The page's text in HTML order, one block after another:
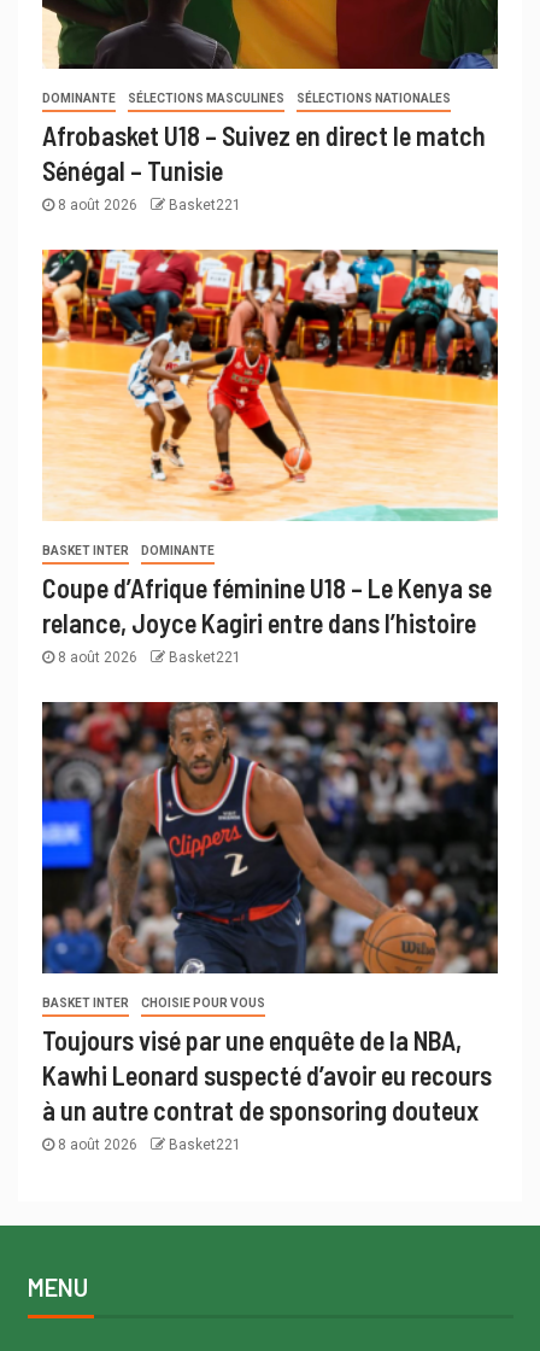
DOMINANTE SÉLECTIONS MASCULINES SÉLECTIONS NATIONALES
Afrobasket U18 – Suivez en direct le match
Sénégal – Tunisie
8 août 2026 Basket221
BASKET INTER DOMINANTE
Coupe d’Afrique féminine U18 – Le Kenya se
relance, Joyce Kagiri entre dans l’histoire
8 août 2026 Basket221
BASKET INTER CHOISIE POUR VOUS
Toujours visé par une enquête de la NBA,
Kawhi Leonard suspecté d’avoir eu recours
à un autre contrat de sponsoring douteux
8 août 2026 Basket221
MENU